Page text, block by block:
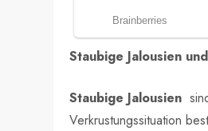
Staubige Jalousien
Staubige Jalousien
Verkrustungssituation